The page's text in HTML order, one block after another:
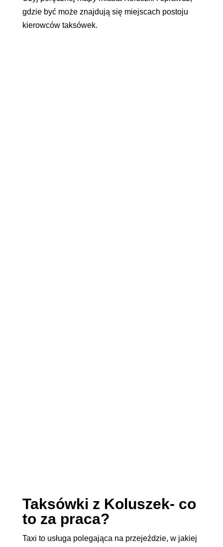
gdzie być może znajdują się miejscach postoju
kierowców taksówek.
Taksówki z Koluszek- co
to za praca?
Taxi to usługa polegająca na przejeździe, w jakiej